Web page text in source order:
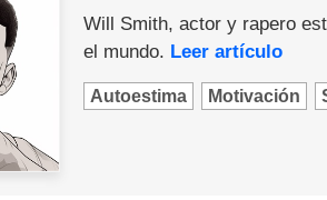
Will Smith, actor y rapero
el mundo. Leer artículo
Autoestima Motivación